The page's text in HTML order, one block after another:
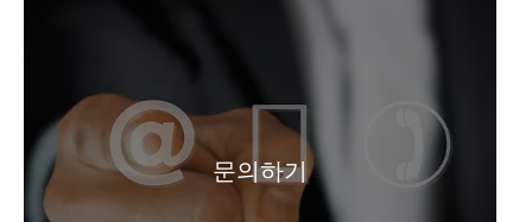
용액 1,4-부탄디올
문의하기